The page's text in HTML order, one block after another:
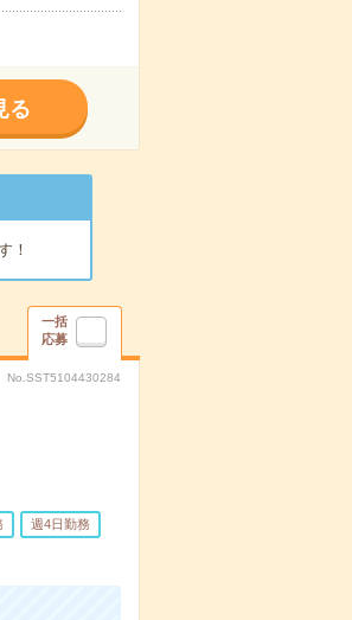
る
！
一括
応募
No.SST5104430284
週4日勤務